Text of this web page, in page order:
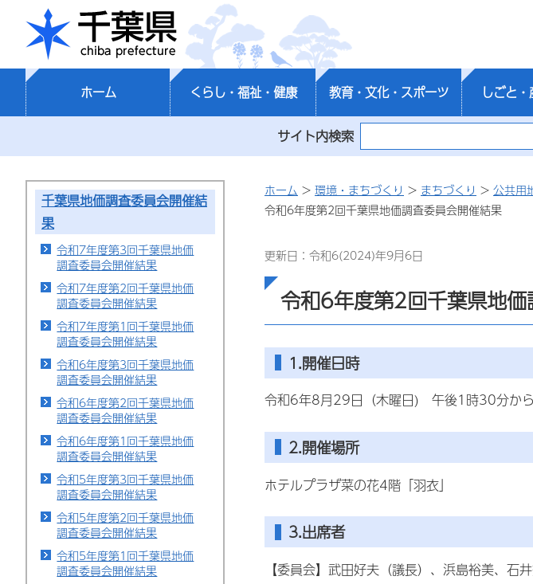
千葉県
ホーム くらし・福祉・健康 教育・文化・スポーツ しごと
サイト内検索
千葉県地価調査委員会開催結
果
令和7年度第3回千葉県地価
調査委員会開催結果
令和7年度第2回千葉県地価
調査委員会開催結果
令和7年度第1回千葉県地価
調査委員会開催結果
令和6年度第3回千葉県地価
調査委員会開催結果
令和6年度第2回千葉県地価
調査委員会開催結果
令和6年度第1回千葉県地価
調査委員会開催結果
令和5年度第3回千葉県地価
調査委員会開催結果
令和5年度第2回千葉県地価
調査委員会開催結果
令和5年度第1回千葉県地価
調査委員会開催結果
ホーム > 環境・まちづくり > まちづくり > 公共用
令和6年度第2回千葉県地価調査委員会開催結果
更新日：令和6(2024)年9月6日
令和6年度第2回千葉県地
1.開催日時
令和6年8月29日（木曜日) 午後1時30分か
2.開催場所
ホテルプラザ菜の花4階「羽衣」
3.出席者
【委員会】武田好夫（議長）、浜島裕美、石